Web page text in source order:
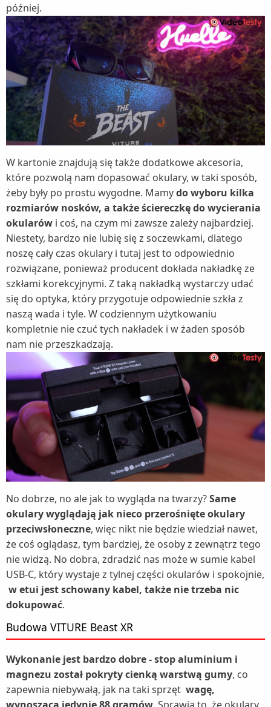
później.
W kartonie znajdują się także dodatkowe akcesoria,
które pozwolą nam dopasować okulary, w taki sposób,
żeby były po prostu wygodne. Mamydo wyboru kilka
rozmiarów nosków, a także ściereczkę do wycierania
okularów i coś, na czym mi zawsze zależy najbardziej.
Niestety, bardzo nie lubię się z soczewkami, dlatego
noszę cały czas okulary i tutaj jest to odpowiednio
rozwiązane, ponieważ producent dokłada nakładkę ze
szkłami korekcyjnymi. Z taką nakładką wystarczy udać
się do optyka, który przygotuje odpowiednie szkła z
naszą wada i tyle. W codziennym użytkowaniu
kompletnie nie czuć tych nakładek i w żaden sposób
nam nie przeszkadzają.
No dobrze, no ale jak to wygląda na twarzy?Same
okulary wyglądają jak nieco przerośnięte okulary
przeciwsłoneczne, więc nikt nie będzie wiedział nawet,
że coś oglądasz, tym bardziej, że osoby z zewnątrz tego
nie widzą. No dobra, zdradzić nas może w sumie kabel
USB-C, który wystaje z tylnej części okularów i spokojnie,
w etui jest schowany kabel, także nie trzeba nic
dokupować.
Budowa VITURE Beast XR
Wykonanie jest bardzo dobre - stop aluminium i
magnezu został pokryty cienką warstwą gumy, co
zapewnia niebywałą, jak na taki sprzęt wagę,